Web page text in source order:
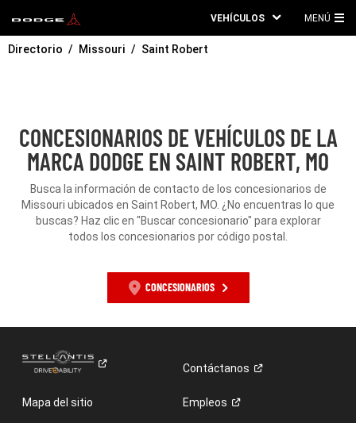
VEHÍCULOS MENÚ
Directorio Missouri Saint Robert
CONCESIONARIOS DE VEHÍCULOS DE LA
MARCA DODGE EN SAINT ROBERT, MO
Busca la información de contacto de los concesionarios de
Missouri ubicados en Saint Robert, MO. ¿No encuentras lo que
buscas? Haz clic en "Buscar concesionario" para explorar
todos los concesionarios por código postal.
CONCESIONARIOS
Contáctanos
Mapa del sitio Empleos